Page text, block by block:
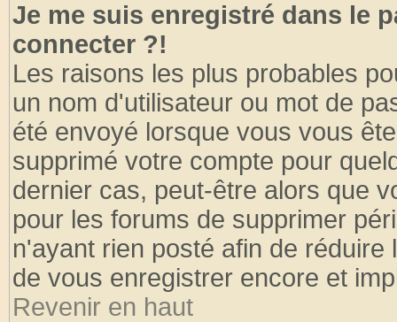
Je me suis enregistré dans le
connecter ?!
Les raisons les plus probables
un nom d'utilisateur ou mot de
été envoyé lorsque vous vous
supprimé votre compte pour
dernier cas, peut-être alors que
pour les forums de supprimer
n'ayant rien posté afin de
de vous enregistrer encore et
Revenir en haut